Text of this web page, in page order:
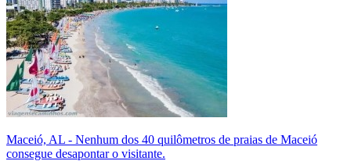
Maceió, AL - Nenhum dos 40 quilômetros de praias de Maceió
consegue desapontar o visitante.